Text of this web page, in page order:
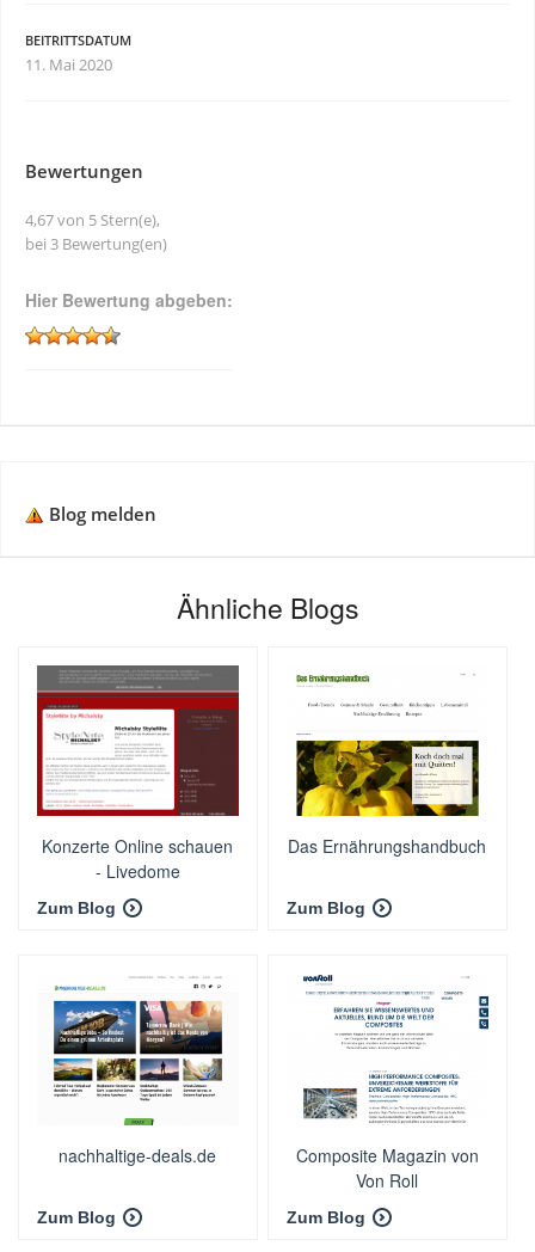
BEITRITTSDATUM
11. Mai 2020
Bewertungen
4,67 von 5 Stern(e),
bei 3 Bewertung(en)
Hier Bewertung abgeben:
Blog melden
Ähnliche Blogs
Konzerte Online schauen
- Livedome
Zum Blog
Das Ernährungshandbuch
Zum Blog
nachhaltige-deals.de
Zum Blog
Composite Magazin von
Von Roll
Zum Blog